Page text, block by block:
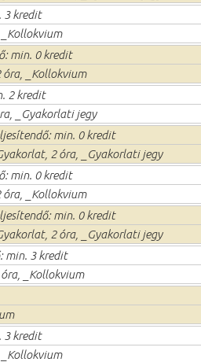
3 kredit
min. 0 kredit
óra, _Kollokvium
2 kredit
_Gyakorlati jegy
min. 0 kredit
2 óra, _Gyakorlati jegy
min. 0 kredit
óra, _Kollokvium
min. 0 kredit
2 óra, _Gyakorlati jegy
min. 3 kredit
_Kollokvium
3 kredit